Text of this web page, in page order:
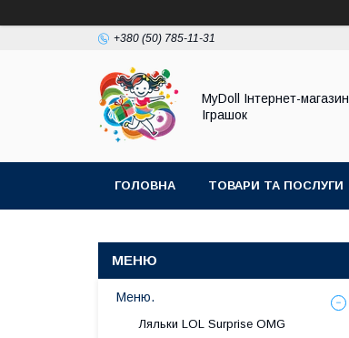
+380 (50) 785-11-31
MyDoll Інтернет-магазин
Іграшок
ГОЛОВНА ТОВАРИ ТА ПОСЛУГИ
Меню.
Ляльки LOL Surprise OMG